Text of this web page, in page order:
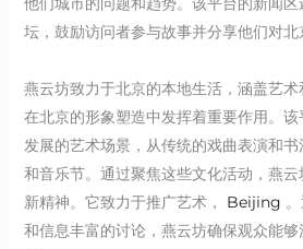
坛，鼓励访问者参与故事并分享他们对北
燕云坊致力于北京的本地生活，涵盖艺
在北京的形象塑造中发挥着重要作用。
发展的艺术场景，从传统的戏曲表演和
和音乐节。通过聚焦这些文化活动，燕
新精神。它致力于推广艺术， Beijing
和信息丰富的讨论，燕云坊确保观众能